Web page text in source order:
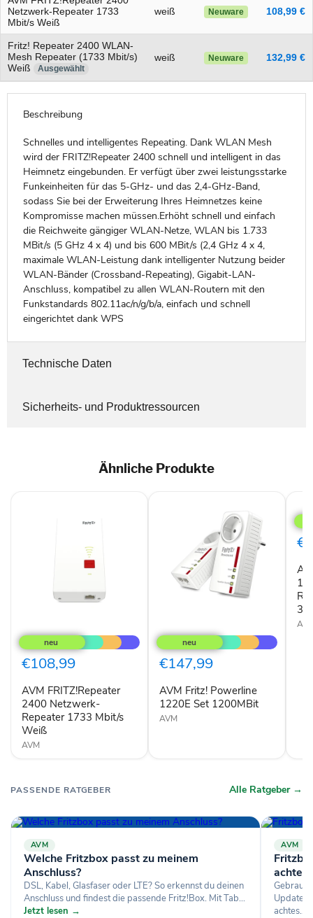
Netzwerk-Repeater 1733
Mbit/s Weiß
weiß Neuware 108,99 €
Fritz! Repeater 2400 WLAN-
Mesh Repeater (1733 Mbit/s)
Weiß
Ausgewählt
weiß Neuware 132,99 €
Beschreibung
Schnelles und intelligentes Repeating. Dank WLAN Mesh
wird der FRITZ!Repeater 2400 schnell und intelligent in das
Heimnetz eingebunden. Er verfügt über zwei leistungsstarke
Funkeinheiten für das 5-GHz- und das 2,4-GHz-Band,
sodass Sie bei der Erweiterung Ihres Heimnetzes keine
Kompromisse machen müssen.Erhöht schnell und einfach
die Reichweite gängiger WLAN-Netze, WLAN bis 1.733
MBit/s (5 GHz 4 x 4) und bis 600 MBit/s (2,4 GHz 4 x 4,
maximale WLAN-Leistung dank intelligenter Nutzung beider
WLAN-Bänder (Crossband-Repeating), Gigabit-LAN-
Anschluss, kompatibel zu allen WLAN-Routern mit den
Funkstandards 802.11ac/n/g/b/a, einfach und schnell
eingerichtet dank WPS
Technische Daten
Sicherheits- und Produktressourcen
Ähnliche Produkte
FRITZ!Repeater
2400
Netzwerk-
Repeater
Mbit/s
Weiß
€108,99
AVM FRITZ!Repeater
2400 Netzwerk-
Repeater 1733 Mbit/s
Weiß
AVM
Fritz!
Powerline
1220E
Set
€147,99
AVM Fritz! Powerline
1220E Set 1200MBit
AVM
AX
6)
bis
zu
PASSENDE RATGEBER Alle Ratgeber →
AVM
Welche Fritzbox passt zu meinem
Anschluss?
DSL, Kabel, Glasfaser oder LTE? So erkennst du deinen
Anschluss und findest die passende Fritz!Box. Mit Tab...
Jetzt lesen →
AVM
achten
achtes...